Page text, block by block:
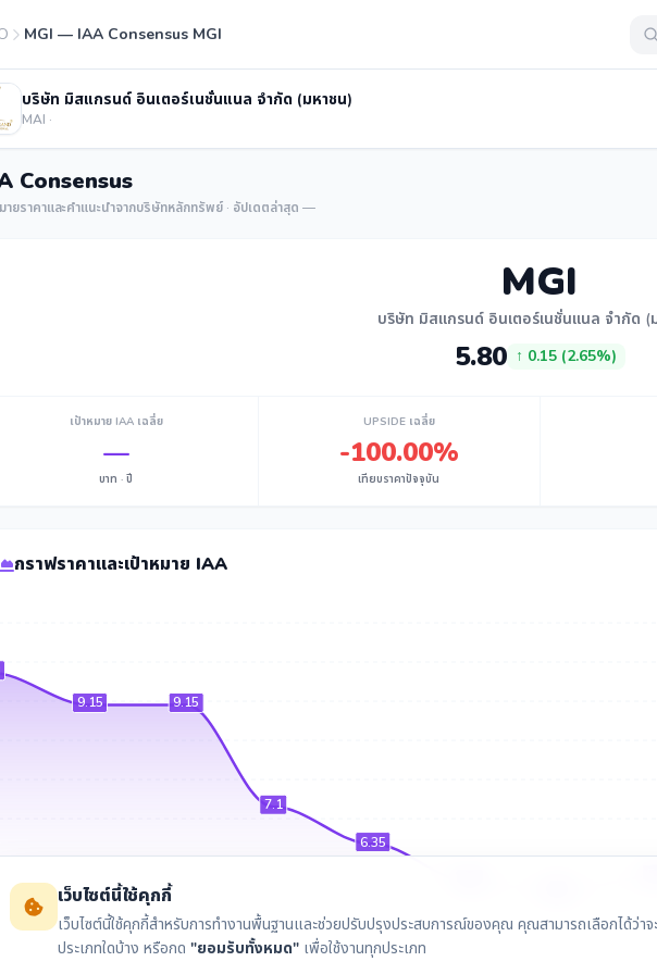
MGI — IAA Consensus MGI
บริษัท มิสแกรนด์ อินเตอร์เนชั่นแนล จำกัด (มหาชน)
MAI ·
Consensus
มายราคาและคำแนะนำจากบริษัทหลักทรัพย์ · อัปเดตล่าสุด —
MGI
บริษัท มิสแกรนด์ อินเตอร์เนชั่นแนล จำกัด (
5.80 ↑ 0.15 (2.65%)
เป้าหมาย IAA เฉลี่ย
—
บาท · ปี
UPSIDE เฉลี่ย
-100.00%
เทียบราคาปัจจุบัน
กราฟราคาและเป้าหมาย IAA
9.15
9.15
7.1
6.35
ม.ค. 2569
เว็บไซต์นี้ใช้คุกกี้
เว็บไซต์นี้ใช้คุกกี้สำหรับการทำงานพื้นฐานและช่วยปรับปรุงประสบการณ์ของคุณ คุณสามารถเลือกได้ว่า
ประเภทใดบ้าง หรือกด "ยอมรับทั้งหมด" เพื่อใช้งานทุกประเภท